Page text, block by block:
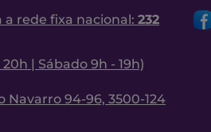
a rede fixa nacional: 232
| Sábado 9h - 19h)
Navarro 94-96, 3500-124